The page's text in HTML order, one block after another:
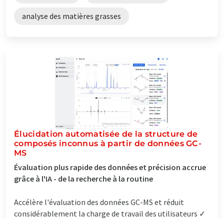
analyse des matières grasses
Élucidation automatisée de la structure de
composés inconnus à partir de données GC-
MS
Évaluation plus rapide des données et précision accrue
grâce à l'IA - de la recherche à la routine
Accélère l'évaluation des données GC-MS et réduit
considérablement la charge de travail des utilisateurs ✓